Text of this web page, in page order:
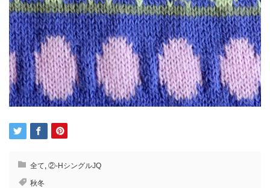
全て, ②-HシングルJQ
秋冬